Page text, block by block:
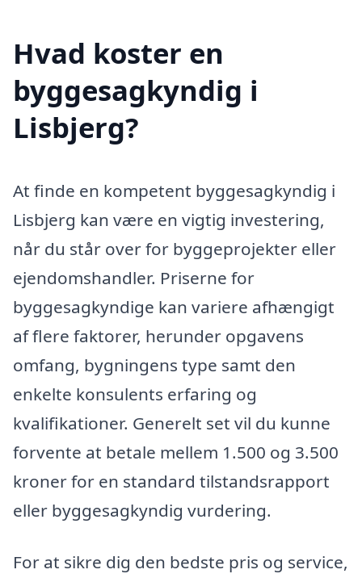
Hvad koster en
byggesagkyndig i
Lisbjerg?
At finde en kompetent byggesagkyndig i
Lisbjerg kan være en vigtig investering,
når du står over for byggeprojekter eller
ejendomshandler. Priserne for
byggesagkyndige kan variere afhængigt
af flere faktorer, herunder opgavens
omfang, bygningens type samt den
enkelte konsulents erfaring og
kvalifikationer. Generelt set vil du kunne
forvente at betale mellem 1.500 og 3.500
kroner for en standard tilstandsrapport
eller byggesagkyndig vurdering.
For at sikre dig den bedste pris og service,